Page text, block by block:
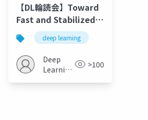
【DL輪読会】Toward
Fast and Stabilized
GAN Training for
Highfidelity Few-
shot Image Synthesis
deep learning
Deep
Learning
>100